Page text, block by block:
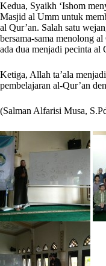
Kedua, Syaikh ‘Ishom
Masjid al Umm untuk
al Qur’an. Salah satu
bersama-sama menolong
ada dua menjadi pecinta al
Ketiga, Allah ta’ala
pembelajaran al-Qur’an
(Salman Alfarisi Musa,